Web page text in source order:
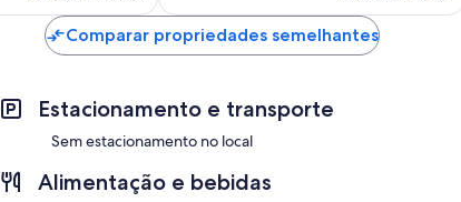
R$ 648
Comparar propriedades semelhantes
Estacionamento e transporte
Sem estacionamento no local
Alimentação e bebidas